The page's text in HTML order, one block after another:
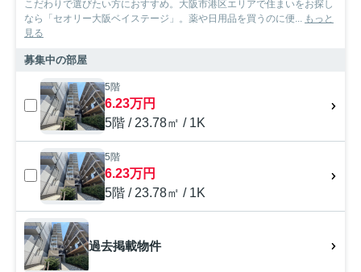
こだわりで選びたい方におすすめ。大阪市港区エリアで住まいをお探し
なら「セオリー大阪ベイステージ」。薬や日用品を買うのに便... もっと
見る
募集中の部屋
5階
6.23万円
5階 / 23.78㎡ / 1K
5階
6.23万円
5階 / 23.78㎡ / 1K
過去掲載物件